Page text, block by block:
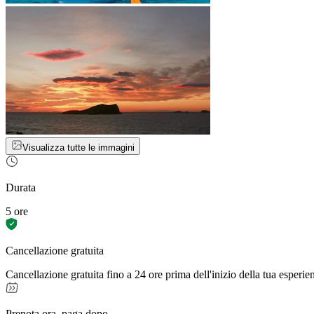
Visualizza tutte le immagini
Durata
5 ore
Cancellazione gratuita
Cancellazione gratuita fino a 24 ore prima dell'inizio della tua